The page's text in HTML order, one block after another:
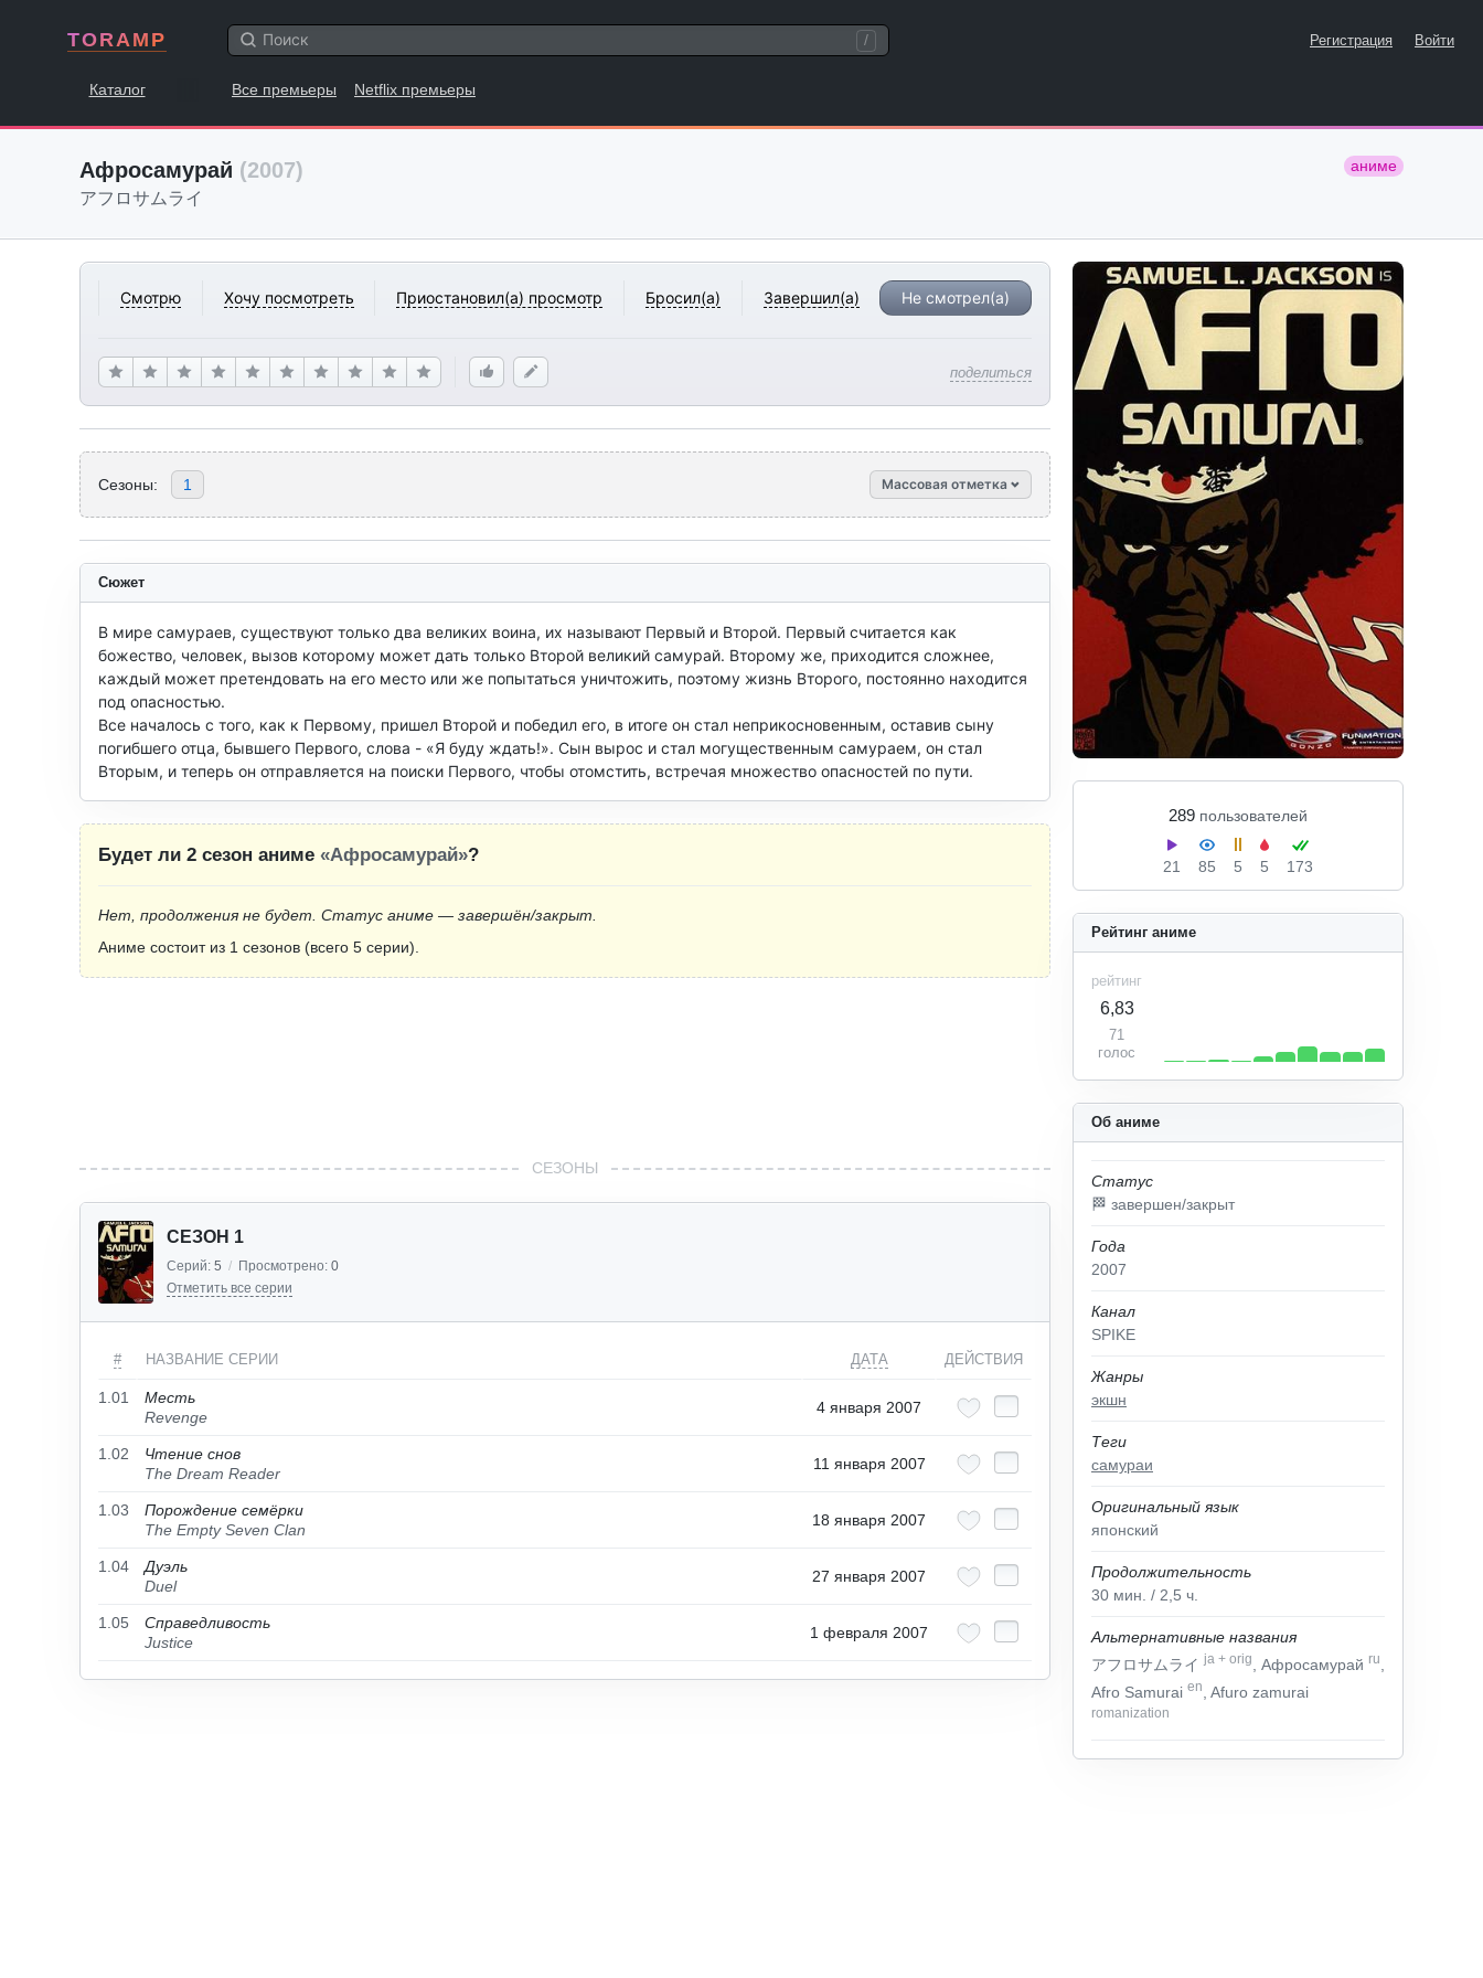
TORAMP / Регистрация Войти
Каталог Все премьеры Netflix премьеры
Афросамурай (2007) аниме
アフロサムライ
Смотрю Хочу посмотреть Приостановил(а) просмотр Бросил(а) Завершил(а) Не смотрел(а)
поделиться
289 пользователей
21 85 5 5 173
Сезоны: 1 Массовая отметка
Об аниме
Статус
🏁 завершен/закрыт
Года
2007
Канал
SPIKE
Жанры
экшн
Теги
самураи
Оригинальный язык
японский
Продолжительность
30 мин. / 2,5 ч.
Альтернативные названия
アフロサムライja + orig , Афросамурай ru
Afro Samurai en , Afuro zamurai
romanization
Рейтинг аниме
рейтинг
6,83
71
голос
Сюжет
В мире самураев, существуют только два великих воина, их называют Первый и Второй. Первый считается как
божество, человек, вызов которому может дать только Второй великий самурай. Второму же, приходится сложнее,
каждый может претендовать на его место или же попытаться уничтожить, поэтому жизнь Второго, постоянно находится
под опасностью.
Все началось с того, как к Первому, пришел Второй и победил его, в итоге он стал неприкосновенным, оставив сыну
погибшего отца, бывшего Первого, слова - «Я буду ждать!». Сын вырос и стал могущественным самураем, он стал
Вторым, и теперь он отправляется на поиски Первого, чтобы отомстить, встречая множество опасностей по пути.
Будет ли 2 сезон аниме «Афросамурай»?
Нет, продолжения не будет. Статус аниме — завершён/закрыт.
Аниме состоит из 1 сезонов (всего 5 серии).
СЕЗОНЫ
СЕЗОН 1
Серий: 5 / Просмотрено: 0
Отметить все серии
# НАЗВАНИЕ СЕРИИ ДАТА ДЕЙСТВИЯ
1.01
Месть
Revenge
4 января 2007
1.02
Чтение снов
The Dream Reader
11 января 2007
1.03
Порождение семёрки
The Empty Seven Clan
18 января 2007
1.04
Дуэль
Duel
27 января 2007
1.05
Справедливость
Justice
1 февраля 2007